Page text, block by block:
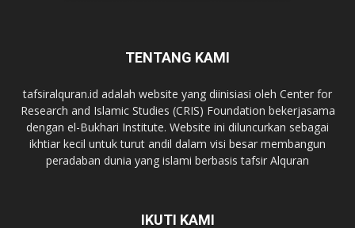
TENTANG KAMI
tafsiralquran.id adalah website yang diinisiasi oleh Center for
Research and Islamic Studies (CRIS) Foundation bekerjasama
dengan el-Bukhari Institute. Website ini diluncurkan sebagai
ikhtiar kecil untuk turut andil dalam visi besar membangun
peradaban dunia yang islami berbasis tafsir Alquran
IKUTI KAMI